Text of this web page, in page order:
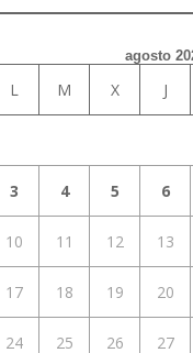
agosto
L M X J
3 4 5 6
10 11 12 13
17 18 19 20
24 25 26 27